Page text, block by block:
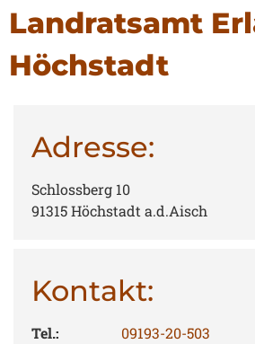
Landratsamt
Höchstadt
Adresse:
Schlossberg 10
91315 Höchstadt a.d.Aisch
Kontakt:
Tel.:
09193-20-503